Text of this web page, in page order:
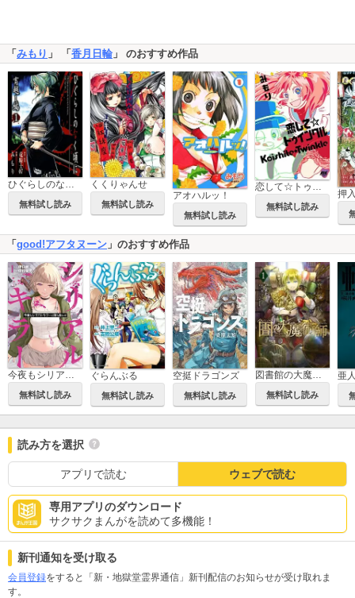
「みもり 」 「香月日輪 」 のおすすめ作品
ひぐらしのなく頃に 宵越し編
無料試し読み
くくりゃんせ
無料試し読み
アオハルッ！
無料試し読み
恋して☆トゥインクル
無料試し読み
押
「 good!アフタヌーン 」のおすすめ作品
今夜もシリアルキラーと待ち合わせ
無料試し読み
ぐらんぶる
無料試し読み
空挺ドラゴンズ
無料試し読み
図書館の大魔術師
無料試し読み
亜
読み方を選択
アプリで読む ウェブで読む
専用アプリのダウンロード
サクサクまんがを読めて多機能！
新刊通知を受け取る
会員登録をすると「新・地獄堂霊界通信」新刊配信のお知らせが受け取れま
す。